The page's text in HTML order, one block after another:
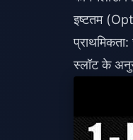
इष्टतम
स्लॉट के